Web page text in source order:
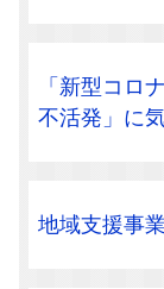
「新型コロ
不活発」に
地域支援事業